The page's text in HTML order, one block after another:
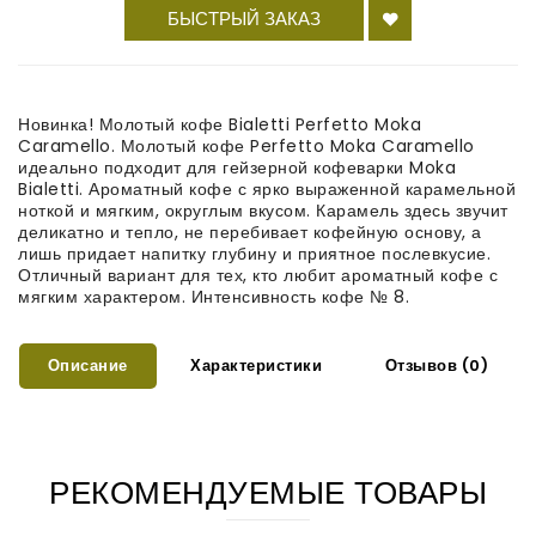
БЫСТРЫЙ ЗАКАЗ
Новинка! Молотый кофе Bialetti Perfetto Moka
Caramello. Молотый кофе Perfetto Moka Caramello
идеально подходит для гейзерной кофеварки Moka
Bialetti. Ароматный кофе с ярко выраженной карамельной
ноткой и мягким, округлым вкусом. Карамель здесь звучит
деликатно и тепло, не перебивает кофейную основу, а
лишь придает напитку глубину и приятное послевкусие.
Отличный вариант для тех, кто любит ароматный кофе с
мягким характером. Интенсивность кофе № 8.
Описание Характеристики Отзывов (0)
РЕКОМЕНДУЕМЫЕ ТОВАРЫ